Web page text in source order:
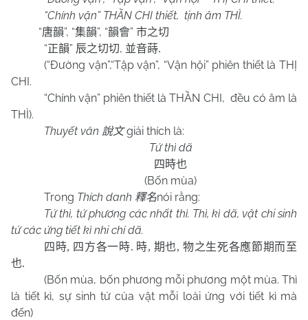
“Chính vận” THẦN CHI thiết, tịnh âm THÌ.
“唐韻”, “集韻”, “韻會” 市之切
“正韻” 辰之切切, 並音蒔.
(“Đường vận”,“Tập vận”, “Vận hội” phiên thiết là THỊ
CHI.
“Chính vận” phiên thiết là THẦN CHI, đều có âm là
THÌ).
Thuyết văn 說文giải thích là:
Tứ thì dã
四時也
(Bốn mùa)
Trong Thích danh 釋名nói rằng:
Tứ thì, tứ phương các nhất thì. Thì, kì dã, vật chi sinh
tử các ứng tiết kì nhi chí dã.
四時, 四方各一時. 時, 期也, 物之生死各應節期而至
也.
(Bốn mùa, bốn phương mỗi phương một mùa. Thì
là tiết kì, sự sinh tử của vật mỗi loài ứng với tiết kì mà
đến)